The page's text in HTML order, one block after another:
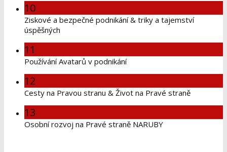
10
Ziskové a bezpečné podnikání & triky a tajemství
úspěšných
11
Používání Avatarů v podnikání
12
Cesty na Pravou stranu & Život na Pravé straně
13
Osobní rozvoj na Pravé straně NARUBY